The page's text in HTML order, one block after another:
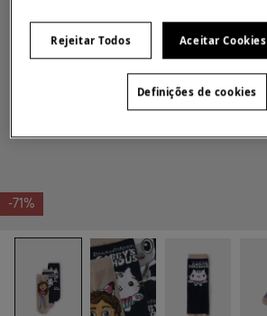
-71%
Rejeitar Todos Aceitar Cookies
Definições de cookies